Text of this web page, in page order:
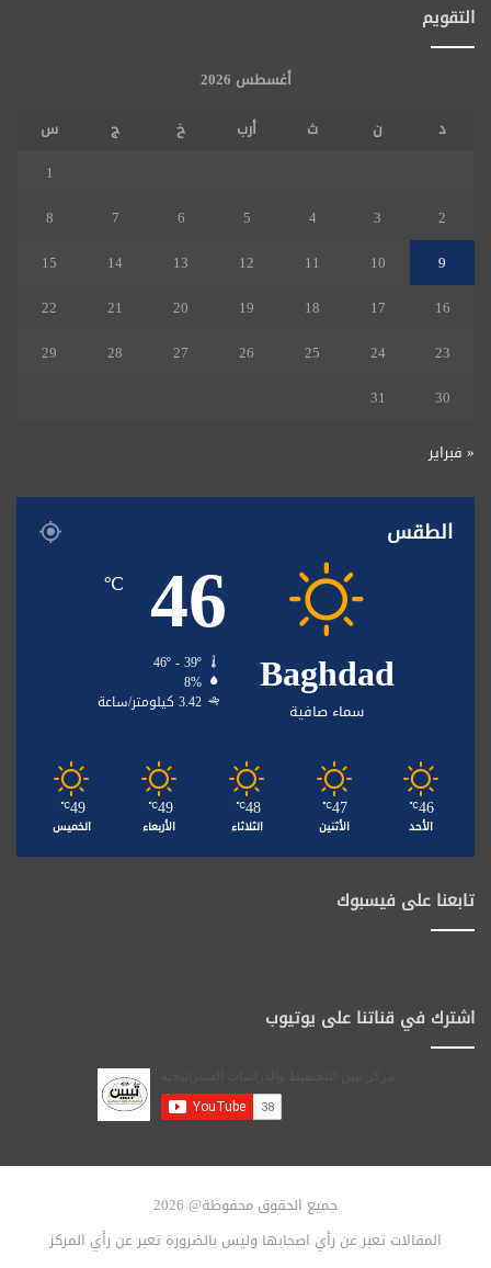
التقويم
أغسطس 2026
د
ن ث أرب خ ج
س
1
2
3
4
5
6
7
8
9
10
11
12
13
14
15
16
17
18
19
20
21
22
23
24
25
26
27
28
29
30
31
« فبراير
الطقس
Baghdad
سماء صافية
46
℃
46º - 39º
8%
3.42 كيلومتر/ساعة
46
℃
الأحد
47
℃
الأثنين
48
℃
الثلاثاء
49
℃
الأربعاء
49
℃
الخميس
تابعنا على فيسبوك
اشترك في قناتنا على يوتيوب
جميع الحقوق محفوظة@ 2026
المقالات تعبر عن رأي اصحابها وليس بالضرورة تعبر عن رأي المركز